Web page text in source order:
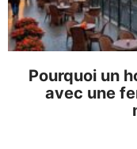
Pourquoi un
avec une